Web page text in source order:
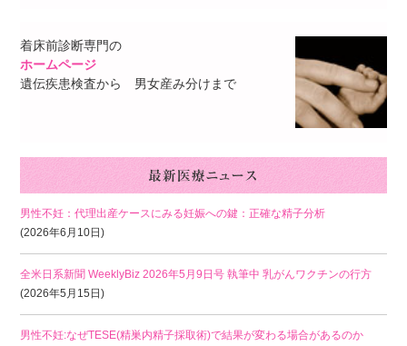
着床前診断専門の
ホームページ
遺伝疾患検査から 男女産み分けまで
男性不妊：代理出産ケースにみる妊娠への鍵：正確な精子分析
(2026年6月10日)
全米日系新聞 WeeklyBiz 2026年5月9日号 執筆中 乳がんワクチンの行方
(2026年5月15日)
男性不妊:なぜTESE(精巣内精子採取術)で結果が変わる場合があるのか